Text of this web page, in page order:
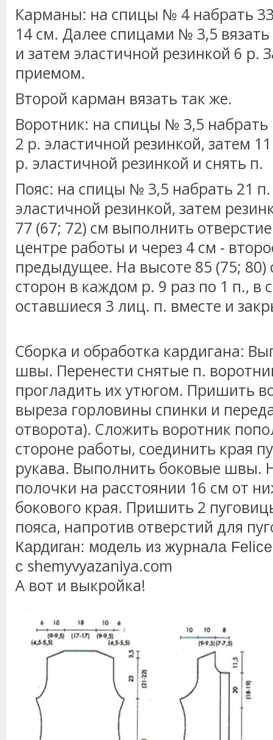
Карманы: на спицы № 4 набрать
14 см. Далее спицами № 3,5 вязать
и затем эластичной резинкой 6 р.
приемом.
Второй карман вязать так же.
Воротник: на спицы № 3,5 набрать
2 р. эластичной резинкой, затем
р. эластичной резинкой и снять п.
Пояс: на спицы № 3,5 набрать 21 п.
эластичной резинкой, затем
77 (67; 72) см выполнить
центре работы и через 4 см -
предыдущее. На высоте 85 (75; 80)
сторон в каждом р. 9 раз по 1 п., в
оставшиеся 3 лиц. п. вместе и
Сборка и обработка кардигана:
швы. Перенести снятые п.
прогладить их утюгом. Пришить
выреза горловины спинки и
отворота). Сложить воротник
стороне работы, соединить края
рукава. Выполнить боковые швы.
полочки на расстоянии 16 см от
бокового края. Пришить 2
пояса, напротив отверстий для
Кардиган: модель из журнала
с shemyvyazaniya.com
А вот и выкройка!